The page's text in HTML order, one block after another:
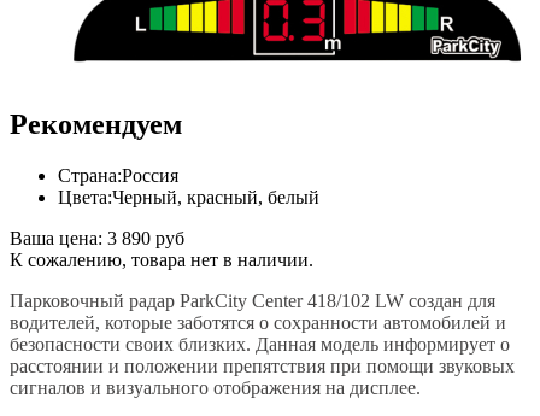
Рекомендуем
Страна:Россия
Цвета:Черный, красный, белый
Ваша цена: 3 890 руб
К сожалению, товара нет в наличии.
Парковочный радар ParkCity Center 418/102 LW создан для
водителей, которые заботятся о сохранности автомобилей и
безопасности своих близких. Данная модель информирует о
расстоянии и положении препятствия при помощи звуковых
сигналов и визуального отображения на дисплее.